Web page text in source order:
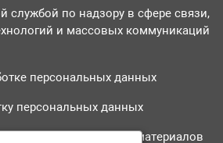
службой по надзору в сфере связи,
и массовых коммуникаций
персональных данных
персональных данных
использовании материалов